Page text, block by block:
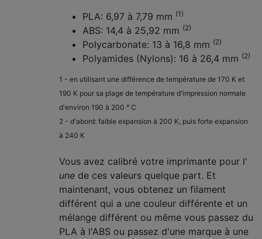
PLA: 6,97 à 7,79 mm (1)
ABS: 14,4 à 25,92 mm (2)
Polycarbonate: 13 à 16,8 mm (2)
Polyamides (Nylons): 16 à 26,4 mm (2)
1 - en utilisant une différence de température de 170 K et
190 K pour sa plage de température d'impression normale
d'environ 190 à 200 ° C
2 - d'abord: faible expansion à 200 K, puis forte expansion
à 240 K
Vous avez calibré votre imprimante pour l'
une de ces valeurs quelque part. Et
maintenant, vous obtenez un filament
différent qui a une couleur différente et un
mélange différent ou même vous passez du
PLA à l'ABS ou passez d'une marque à une